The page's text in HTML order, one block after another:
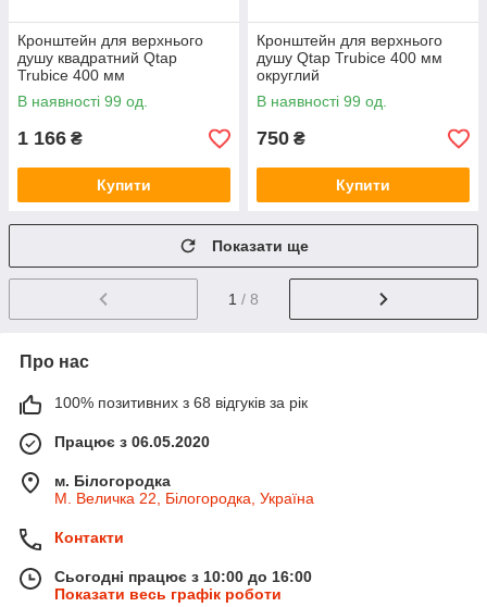
Кронштейн для верхнього
душу квадратний Qtap
Trubice 400 мм
QTTRU120BLM45929 Black
Matt Чорний
В наявності 99 од.
1 166 ₴
Купити
Кронштейн для верхнього
душу Qtap Trubice 400 мм
округлий
QTTRU120CRM45926
Chrome
В наявності 99 од.
750 ₴
Купити
Показати ще
1 / 8
Про нас
100% позитивних з 68 відгуків за рік
Працює з 06.05.2020
м. Білогородка
М. Величка 22, Білогородка, Україна
Контакти
Сьогодні працює з 10:00 до 16:00
Показати весь графік роботи